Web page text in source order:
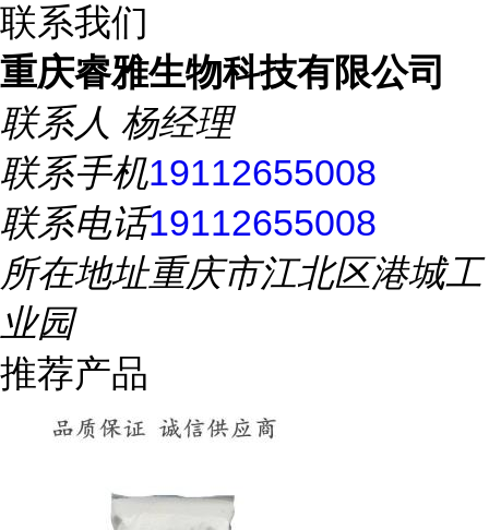
联系我们
重庆睿雅生物科技有限公司
联系人 杨经理
联系手机19112655008
联系电话19112655008
所在地址重庆市江北区港城工
业园
推荐产品